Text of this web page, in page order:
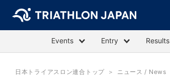
Events Entry Results
日本トライアスロン連合トップ ニュース / News